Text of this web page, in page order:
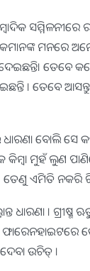
ସମ୍ମିଳନୀରେ
ମନରେ
ଦେଇଛନ୍ତି।
। ତେବେ ଆସନ୍ତୁ
ଧାରଣା ବୋଲି ସେ
କିମ୍ବା ମୁହଁ ଲୁଣ
ତେଣୁ ଏମିତି ନକରି
ଧାରଣା ।
ଉଚିତ୍ ।